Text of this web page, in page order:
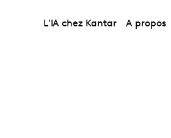
L'IA chez Kantar A propos